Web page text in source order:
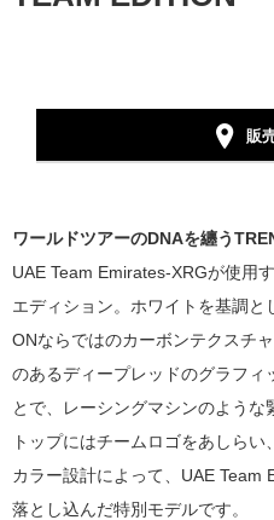
販
ワールドツアーのDNAを纏う
UAE Team Emirates-XRGが使用
エディション。ホワイトを基調と
ONならではのカーボンテクスチ
のあるディープレッドのグラフィ
とで、レーシングマシンのような
トップにはチームロゴをあしら
カラー設計によって、UAE Team
落とし込んだ特別モデルです。